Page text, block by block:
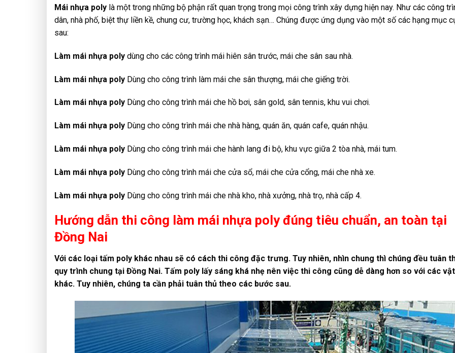
Mái nhựa poly là một trong những bộ phận rất quan trọng trong mọi công trình xây dựng hiện nay. Như các công
dân, nhà phố, biệt thự liền kề, chung cư, trường học, khách sạn… Chúng được ứng dụng vào một số các hạng mục
sau:
Làm mái nhựa poly dùng cho các công trình mái hiên sân trước, mái che sân sau nhà.
Làm mái nhựa poly Dùng cho công trình làm mái che sân thượng, mái che giếng trời.
Làm mái nhựa poly Dùng cho công trình mái che hồ bơi, sân gold, sân tennis, khu vui chơi.
Làm mái nhựa poly Dùng cho công trình mái che nhà hàng, quán ăn, quán cafe, quán nhậu.
Làm mái nhựa poly Dùng cho công trình mái che hành lang đi bộ, khu vực giữa 2 tòa nhà, mái tum.
Làm mái nhựa poly Dùng cho công trình mái che cửa sổ, mái che cửa cổng, mái che nhà xe.
Làm mái nhựa poly Dùng cho công trình mái che nhà kho, nhà xưởng, nhà trọ, nhà cấp 4.
Hướng dẫn thi công làm mái nhựa poly đúng tiêu chuẩn, an toàn tại
Đồng Nai
Với các loại tấm poly khác nhau sẽ có cách thi công đặc trưng. Tuy nhiên, nhìn chung thì chúng đều tuân
quy trình chung tại Đồng Nai. Tấm poly lấy sáng khá nhẹ nên việc thi công cũng dễ dàng hơn so với các
khác. Tuy nhiên, chúng ta cần phải tuân thủ theo các bước sau.